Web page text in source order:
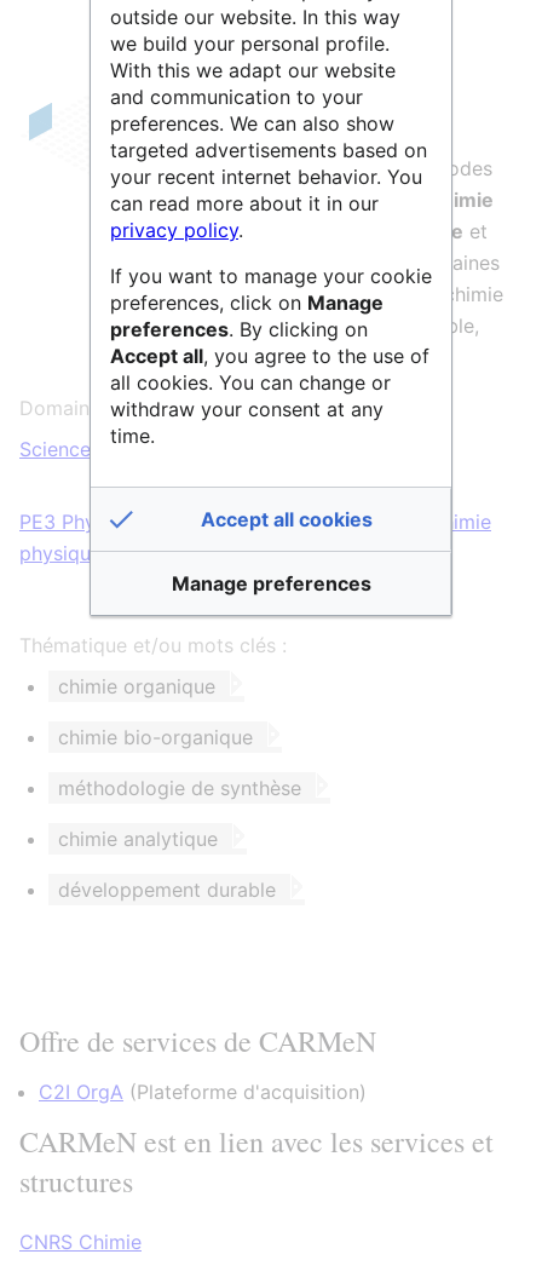
L’objectif scientifique du laboratoire
CARMeNest de développer des méthodes
innovantes ensynthèse organique
chimie
analytiqueetmodélisation moléculaire et
de les appliquer à différents sous-domaines
de la discipline (chimie bioorganique, chimie
pharmaceutique, chimie éco-responsable,
chimie des matériaux).
Domaines scientifiques :
Sciences & Technologies
PE3 Physique de la matière condensée
PE4 Chimie
physique et analytique
Thématique et/ou mots clés :
chimie organique
chimie bio-organique
méthodologie de synthèse
chimie analytique
développement durable
Offre de services de CARMeN
C2I OrgA (Plateforme d'acquisition)
CARMeN est en lien avec les services et
structures
CNRS Chimie
outside our website. In this way
we build your personal profile.
With this we adapt our website
and communication to your
preferences. We can also show
targeted advertisements based on
your recent internet behavior. You
can read more about it in our
privacy policy.
If you want to manage your cookie
preferences, click on Manage
preferences. By clicking on
Accept all, you agree to the use of
all cookies. You can change or
withdraw your consent at any
time.
Accept all cookies
Manage preferences